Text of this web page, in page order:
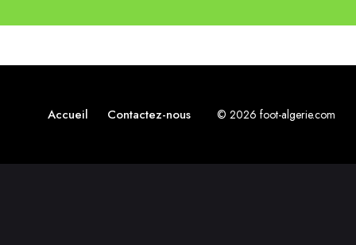
Accueil Contactez-nous © 2026 foot-algerie.com